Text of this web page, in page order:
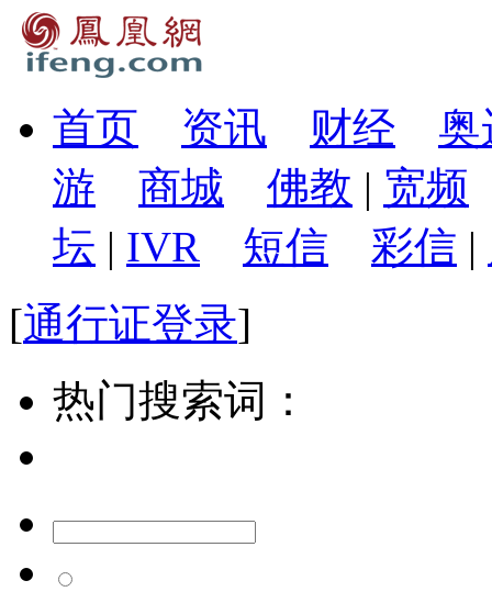
首页 资讯 财经
奥
游
商城 佛教 | 宽频
坛 | IVR 短信 彩信 |
[通行证登录]
热门搜索词：